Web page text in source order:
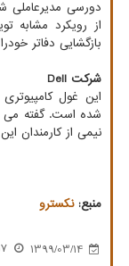
از رویکرد مشابه
بازگشایی دفاتر
شرکت Dell
این غول
شده است. گفته می
نیمی از کارمندان
منبع:نكسترو
1399/03/14